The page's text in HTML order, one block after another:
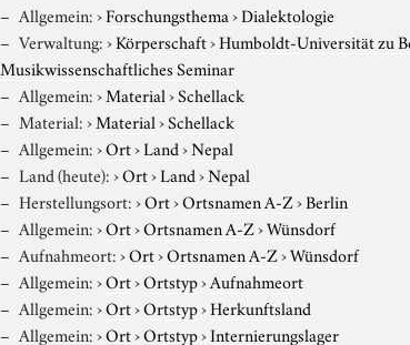
Allgemein:›Forschungsthema›Dialektologie
Verwaltung:›Körperschaft›Humboldt-Universität zu
Musikwissenschaftliches Seminar
Allgemein:›Material›Schellack
Material:›Material›Schellack
Allgemein:›Ort›Land›Nepal
Land (heute):›Ort›Land›Nepal
Herstellungsort:›Ort›Ortsnamen A-Z›Berlin
Allgemein:›Ort›Ortsnamen A-Z›Wünsdorf
Aufnahmeort:›Ort›Ortsnamen A-Z›Wünsdorf
Allgemein:›Ort›Ortstyp›Aufnahmeort
Allgemein:›Ort›Ortstyp›Herkunftsland
Allgemein:›Ort›Ortstyp›Internierungslager